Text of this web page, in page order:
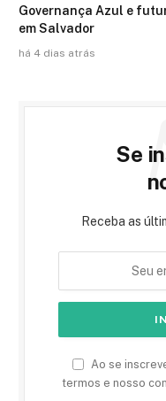
Governança Azul e
em Salvador
há 4 dias atrás
Se
Receba as
Ao se
termos e nosso